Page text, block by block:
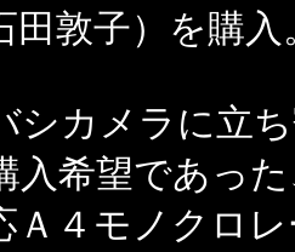
敦子）を購入
カメラに立
入希望であっ
Ａ４モノクロ